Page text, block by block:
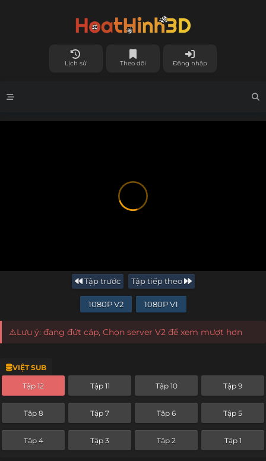
Lịch sử Theo dõi Đăng nhập
Tập trước Tập tiếp theo
1080P V2 1080P V1
⚠️Lưu ý: đang đứt cáp, Chọn server V2 để xem mượt hơn
VIỆT SUB
Tập 12 Tập 11 Tập 10 Tập 9
Tập 8 Tập 7 Tập 6 Tập 5
Tập 4 Tập 3 Tập 2 Tập 1